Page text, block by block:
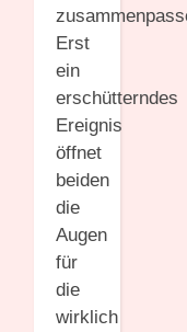
Erst
ein
erschütterndes
Ereignis
öffnet
beiden
die
Augen
für
die
wirklich